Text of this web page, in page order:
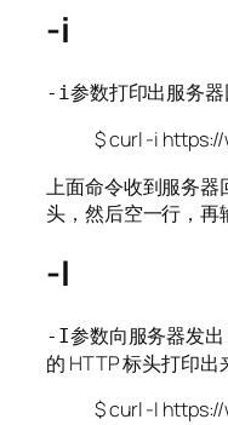
-i
-i参数打印出服务器
$ curl -i
上面命令收到服务
头，然后空一行，再
-I
-I参数向服务器发
的 HTTP 标头打印出
$ curl -I